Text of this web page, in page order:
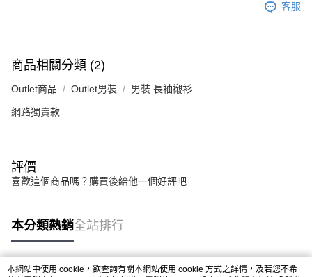
客服
商品相關分類 (2)
Outlet商品 Outlet男裝 男裝 長袖襯衫
網路獨賣款
評價
喜歡這個商品嗎？購買後給他一個好評吧
本分類熱銷全站排行
本網站中使用 cookie，欲查詢有關本網站使用 cookie 方式之詳情，及若您不希